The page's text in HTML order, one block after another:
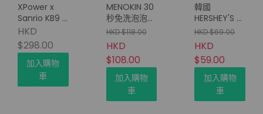
XPower x
Sanrio KB9 2
合1 2.4G 無線
鍵盤滑鼠套裝
HKD
$298.00
加入購物
車
MENOKIN 30
秒免洗泡泡精
華面膜系列
95ml
HKD $118.00
HKD
$108.00
加入購物
車
韓國
HERSHEY'S 好
時 香濃巧克
力爆米
花-50g（1套
5包）(只限批
發會員下單)
HKD $69.00
HKD
$59.00
加入購物
車